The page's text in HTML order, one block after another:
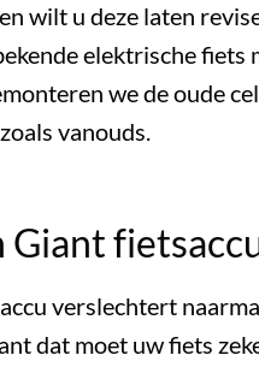
wilt u deze laten
elektrische
we de oude
vanouds.
Giant
verslechtert
dat moet uw fiets